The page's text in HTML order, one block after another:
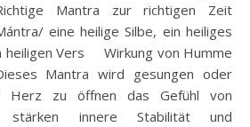
Mantra zur richtigen Zeit
eine heilige Silbe, ein heiliges
heiligen Vers Wirkung von Humme
Mantra wird gesungen oder
Herz zu öffnen das Gefühl von
stärken innere Stabilität und